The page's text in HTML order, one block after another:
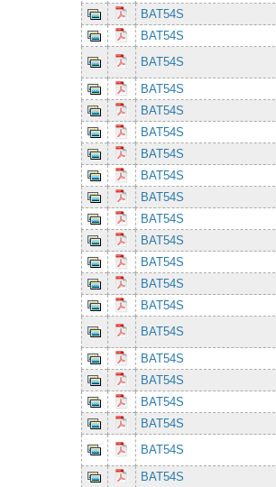
BAT54S
BAT54S
BAT54S
BAT54S
BAT54S
BAT54S
BAT54S
BAT54S
BAT54S
BAT54S
BAT54S
BAT54S
BAT54S
BAT54S
BAT54S
BAT54S
BAT54S
BAT54S
BAT54S
BAT54S
BAT54S